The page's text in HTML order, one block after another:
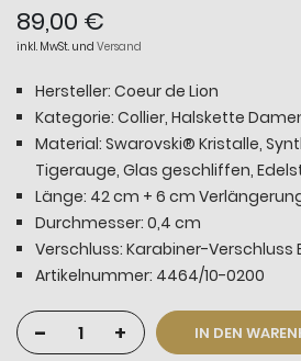
89,00 €
inkl. MwSt. und Versand
Hersteller: Coeur de Lion
Kategorie: Collier, Halskette
Material: Swarovski® Kristalle,
Tigerauge, Glas geschliffen,
Länge: 42 cm + 6 cm
Durchmesser: 0,4 cm
Verschluss: Karabiner-Verschluss
Artikelnummer: 4464/10-0200
- + IN DEN